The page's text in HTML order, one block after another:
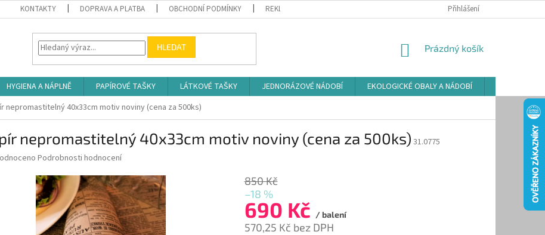
KONTAKTY DOPRAVA A PLATBA OBCHODNÍ PODMÍNKY REKLAMAČNÍ ŘÁD ZÁSADY POUŽÍVÁNÍ SOUBORŮ COOKIES
Přihlášení
HLEDAT
NÁKUPNÍ
Prázdný košík
HYGIENA A NÁPLNĚ PAPÍROVÉ TAŠKY LÁTKOVÉ TAŠKY JEDNORÁZOVÉ NÁDOBÍ EKOLOGICKÉ OBALY A NÁDOBÍ
nepromastitelný 40x33cm motiv noviny (cena za 500ks)
nepromastitelný 40x33cm motiv noviny (cena za 500ks) 31.0775
Podrobnosti hodnocení
850 Kč
–18 %
690 Kč / balení
570,25 Kč bez DPH